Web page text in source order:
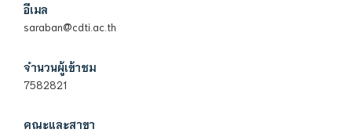
อีเมล
saraban@cdti.ac.th
จำนวนผู้เข้าชม
7582821
คณะและสาขา